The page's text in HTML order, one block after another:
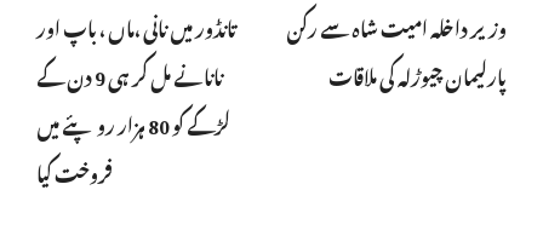
وزیر داخلہ امیت شاہ سے رکن
پارلیمان چیوڑلہ کی ملاقات
تانڈور میں نانی ،ماں ، باپ اور
نانانے مل کر ہی 9 دن کے
لڑکے کو 80 ہزار روپئے میں
فروخت کیا